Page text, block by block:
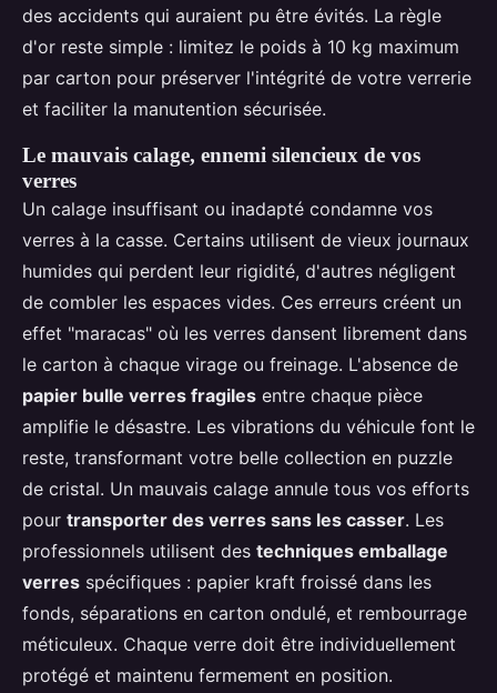
des accidents qui auraient pu être évités. La règle
d'or reste simple : limitez le poids à 10 kg maximum
par carton pour préserver l'intégrité de votre verrerie
et faciliter la manutention sécurisée.
Le mauvais calage, ennemi silencieux de vos
verres
Un calage insuffisant ou inadapté condamne vos
verres à la casse. Certains utilisent de vieux journaux
humides qui perdent leur rigidité, d'autres négligent
de combler les espaces vides. Ces erreurs créent un
effet "maracas" où les verres dansent librement dans
le carton à chaque virage ou freinage. L'absence de
papier bulle verres fragiles entre chaque pièce
amplifie le désastre. Les vibrations du véhicule font le
reste, transformant votre belle collection en puzzle
de cristal. Un mauvais calage annule tous vos efforts
pour transporter des verres sans les casser. Les
professionnels utilisent des techniques emballage
verres spécifiques : papier kraft froissé dans les
fonds, séparations en carton ondulé, et rembourrage
méticuleux. Chaque verre doit être individuellement
protégé et maintenu fermement en position.